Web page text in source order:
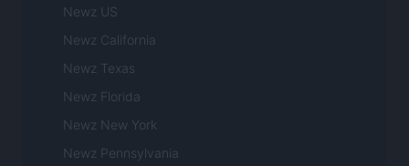
Newz US
Newz California
Newz Texas
Newz Florida
Newz New York
Newz Pennsylvania